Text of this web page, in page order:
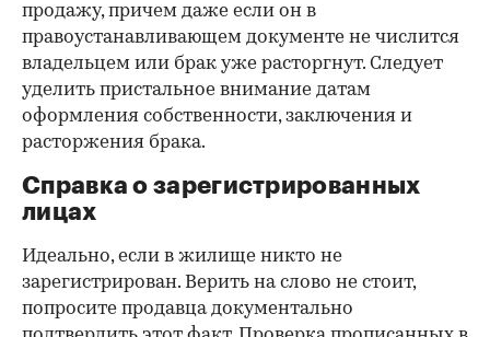
продажу, причем даже если он в
правоустанавливающем документе не числится
владельцем или брак уже расторгнут. Следует
уделить пристальное внимание датам
оформления собственности, заключения и
расторжения брака.
Справка о зарегистрированных
лицах
Идеально, если в жилище никто не
зарегистрирован. Верить на слово не стоит,
попросите продавца документально